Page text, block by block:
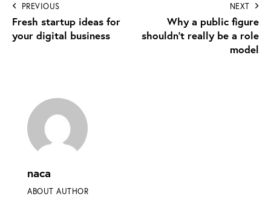
PREVIOUS
Fresh startup ideas for
your digital business
NEXT
Why a public figure
shouldn’t really be a role
model
naca
ABOUT AUTHOR